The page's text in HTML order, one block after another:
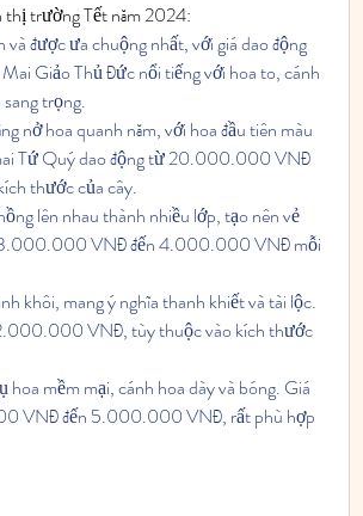
thị trường Tết năm 2024:
được ưa chuộng nhất, với giá dao động
Giảo Thủ Đức nổi tiếng với hoa to, cánh
trọng.
nở hoa quanh năm, với hoa đầu tiên màu
Tứ Quý dao động từ 20.000.000 VNĐ
thước của cây.
lên nhau thành nhiều lớp, tạo nên vẻ
3.000.000 VNĐ đến 4.000.000 VNĐ mỗi
khôi, mang ý nghĩa thanh khiết và tài lộc.
VNĐ, tùy thuộc vào kích thước
mềm mại, cánh hoa dày và bóng. Giá
VNĐ đến 5.000.000 VNĐ, rất phù hợp